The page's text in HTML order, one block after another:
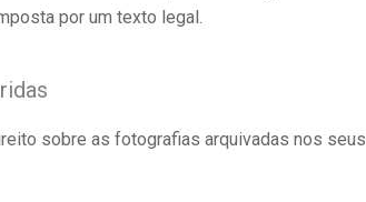
por um texto legal.
sobre as fotografias arquivadas nos